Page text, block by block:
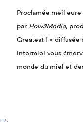
Proclamée
par How2Media,
Greatest ! » diffusée
Intermiel vous
monde du miel et